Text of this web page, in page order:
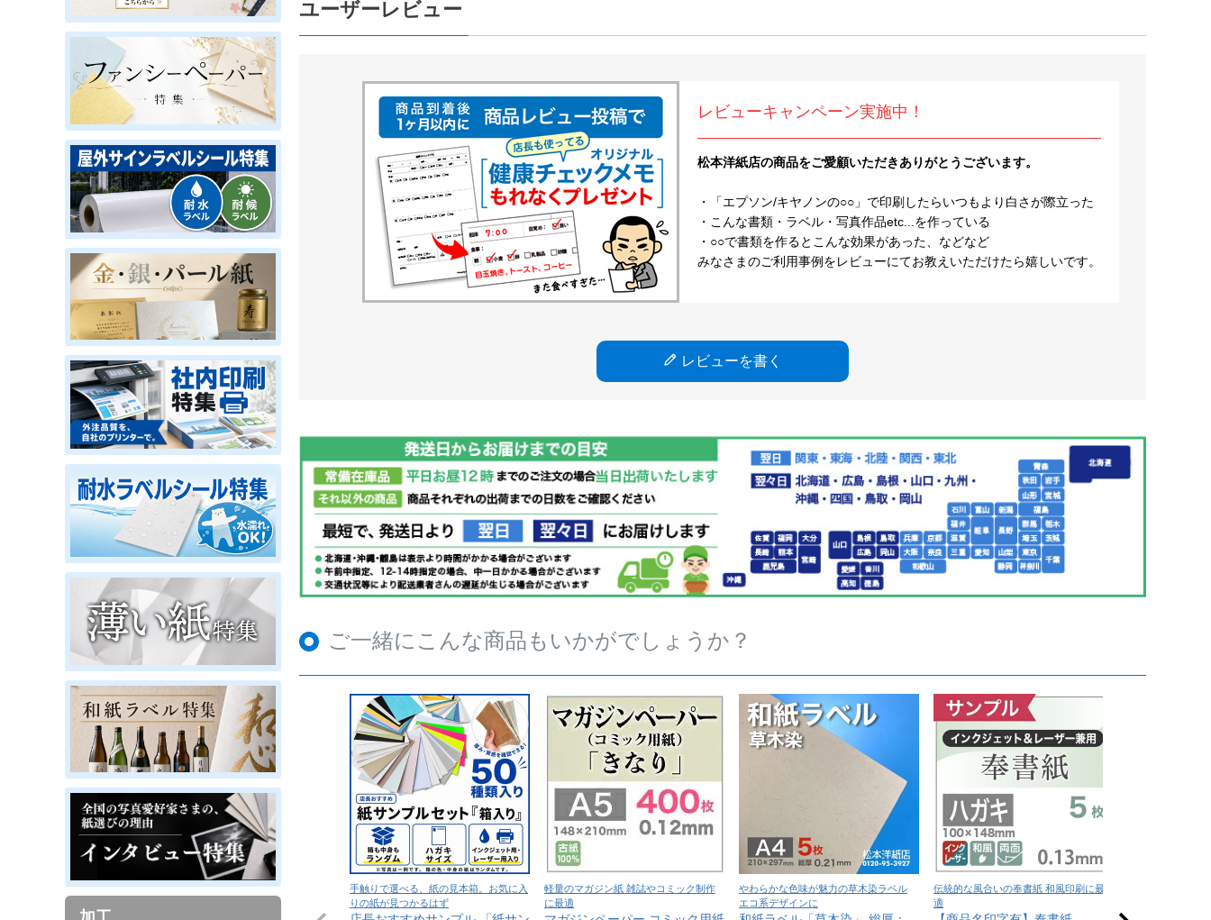
ユーザーレビュー
レビューキャンペーン実施中！
松本洋紙店の商品をご愛顧いただきありがとうございます。
・「エプソン/キヤノンの○○」で印刷したらいつもより白さが際立った
・こんな書類・ラベル・写真作品etc...を作っている
・○○で書類を作るとこんな効果があった、などなど
みなさまのご利用事例をレビューにてお教えいただけたら嬉しいです。
レビューを書く
ご一緒にこんな商品もいかがでしょうか？
手触りで選べる、紙の見本箱。お気に入
りの紙が見つかるはず
軽量のマガジン紙 雑誌やコミック制作
に最適
やわらかな色味が魅力の草木染ラベル
エコ系デザインに
伝統的な風合いの奉書紙 和風印刷に最
適